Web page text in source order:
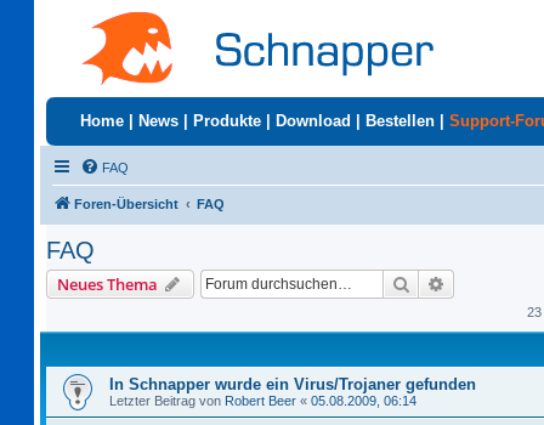
Home News Produkte Download Bestellen Support-
FAQ
Foren-Übersicht FAQ
FAQ
Neues Thema Suche
23
In Schnapper wurde ein Virus/Trojaner gefunden
Letzter Beitrag von Robert Beer « 05.08.2009, 06:14